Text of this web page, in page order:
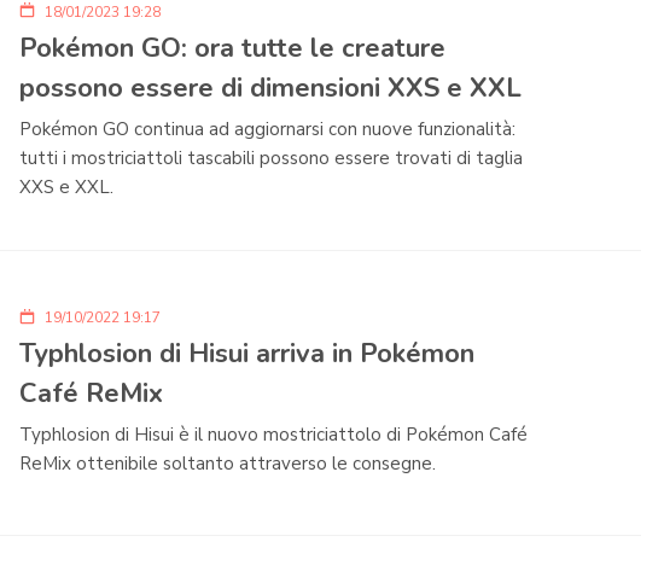
18/01/2023 19:28
Pokémon GO: ora tutte le creature
possono essere di dimensioni XXS e XXL
Pokémon GO continua ad aggiornarsi con nuove funzionalità:
tutti i mostriciattoli tascabili possono essere trovati di taglia
XXS e XXL.
19/10/2022 19:17
Typhlosion di Hisui arriva in Pokémon
Café ReMix
Typhlosion di Hisui è il nuovo mostriciattolo di Pokémon Café
ReMix ottenibile soltanto attraverso le consegne.